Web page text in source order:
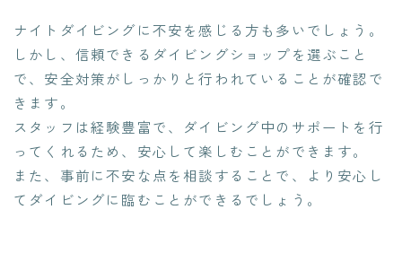
ナイトダイビングに不安を感じる方も多いでしょう。
しかし、信頼できるダイビングショップを選ぶこと
で、安全対策がしっかりと行われていることが確認で
きます。
スタッフは経験豊富で、ダイビング中のサポートを行
ってくれるため、安心して楽しむことができます。
また、事前に不安な点を相談することで、より安心し
てダイビングに臨むことができるでしょう。